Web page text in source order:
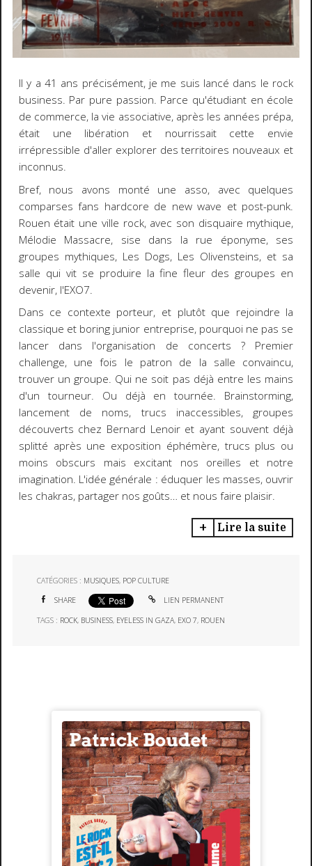
Il y a 41 ans précisément, je me suis lancé dans le rock
business. Par pure passion. Parce qu'étudiant en école
de commerce, la vie associative, après les années prépa,
était une libération et nourrissait cette envie
irrépressible d'aller explorer des territoires nouveaux et
inconnus.
Bref, nous avons monté une asso, avec quelques
comparses fans hardcore de new wave et post-punk.
Rouen était une ville rock, avec son disquaire mythique,
Mélodie Massacre, sise dans la rue éponyme, ses
groupes mythiques, Les Dogs, Les Olivensteins, et sa
salle qui vit se produire la fine fleur des groupes en
devenir, l'EXO7.
Dans ce contexte porteur, et plutôt que rejoindre la
classique et boring junior entreprise, pourquoi ne pas se
lancer dans l'organisation de concerts ? Premier
challenge, une fois le patron de la salle convaincu,
trouver un groupe. Qui ne soit pas déjà entre les mains
d'un tourneur. Ou déjà en tournée. Brainstorming,
lancement de noms, trucs inaccessibles, groupes
découverts chez Bernard Lenoir et ayant souvent déjà
splitté après une exposition éphémère, trucs plus ou
moins obscurs mais excitant nos oreilles et notre
imagination. L'idée générale : éduquer les masses, ouvrir
les chakras, partager nos goûts… et nous faire plaisir.
Lire la suite
CATÉGORIES : MUSIQUES, POP CULTURE
SHARE LIEN PERMANENT
TAGS : ROCK, BUSINESS, EYELESS IN GAZA, EXO 7, ROUEN